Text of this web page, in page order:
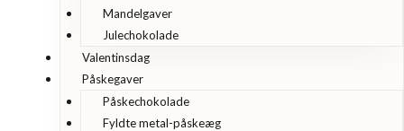
Mandelgaver
Julechokolade
Valentinsdag
Påskegaver
Påskechokolade
Fyldte metal-påskeæg